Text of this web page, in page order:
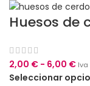
Huesos de
2,00 € - 6,00 €
Seleccionar